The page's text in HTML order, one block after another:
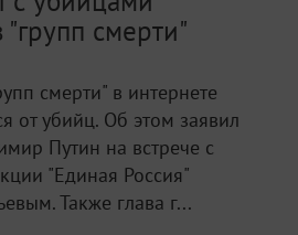
"групп смерти"
смерти" в интернете
от убийц. Об этом заявил
Путин на встрече с
"Единая Россия"
Также глава г...